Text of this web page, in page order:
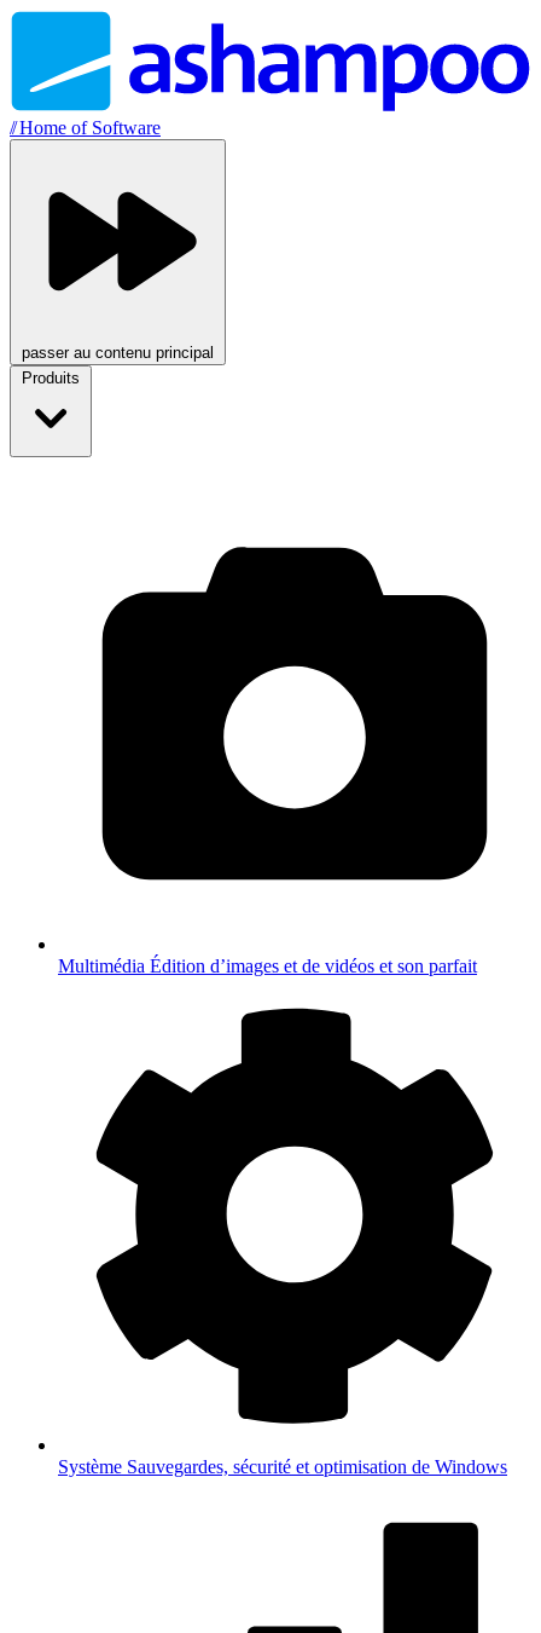
//Home of Software
passer au contenu principal
Produits
Multimédia Édition d’images et de vidéos et son parfait
Système Sauvegardes, sécurité et optimisation de Windows